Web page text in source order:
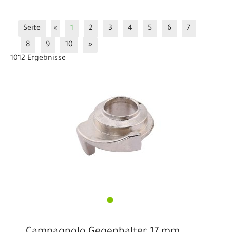
SHIMANO
Seite « 1 2 3 4 5 6
7
8
9 10
»
1012 Ergebnisse